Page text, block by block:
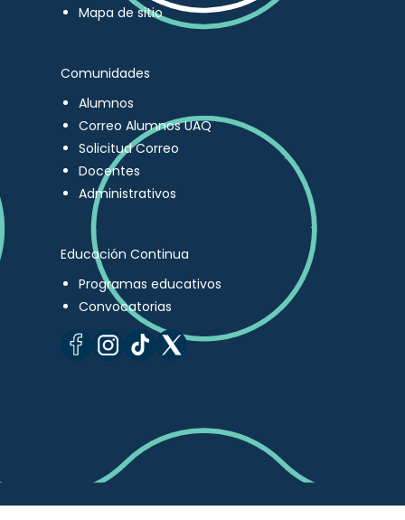
Mapa de sitio
Comunidades
Alumnos
Correo Alumnos UAQ
Solicitud Correo
Docentes
Administrativos
Educación Continua
Programas educativos
Convocatorias